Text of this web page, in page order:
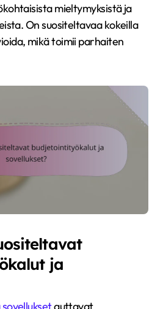
mieltymyksistä ja
On suositeltavaa kokeilla
mikä toimii parhaiten
ja